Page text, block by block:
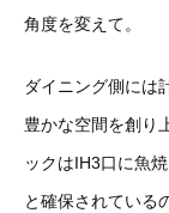
角度を変えて。
ダイニング側には
豊かな空間を創り
ックはIH3口に魚
と確保されている